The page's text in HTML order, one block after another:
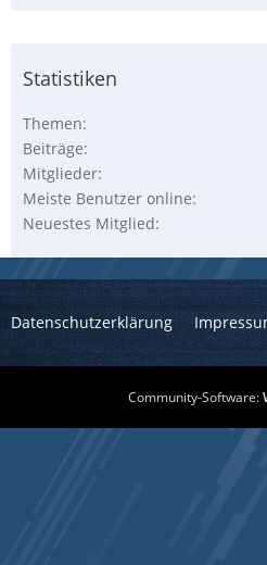
Statistiken
Themen
Beiträge
Mitglieder
Meiste Benutzer online
Neuestes Mitglied
Datenschutzerklärung
Community-Software: